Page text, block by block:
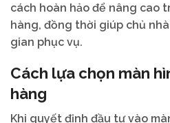
cách hoàn hảo để nâng cao
hàng, đồng thời giúp chủ
gian phục vụ.
Cách lựa chọn màn
hàng
Khi quyết định đầu tư vào